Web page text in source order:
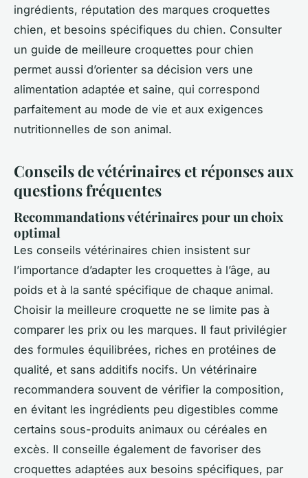
ingrédients, réputation des marques croquettes
chien, et besoins spécifiques du chien. Consulter
un guide de meilleure croquettes pour chien
permet aussi d’orienter sa décision vers une
alimentation adaptée et saine, qui correspond
parfaitement au mode de vie et aux exigences
nutritionnelles de son animal.
Conseils de vétérinaires et réponses aux
questions fréquentes
Recommandations vétérinaires pour un choix
optimal
Les conseils vétérinaires chien insistent sur
l’importance d’adapter les croquettes à l’âge, au
poids et à la santé spécifique de chaque animal.
Choisir la meilleure croquette ne se limite pas à
comparer les prix ou les marques. Il faut privilégier
des formules équilibrées, riches en protéines de
qualité, et sans additifs nocifs. Un vétérinaire
recommandera souvent de vérifier la composition,
en évitant les ingrédients peu digestibles comme
certains sous-produits animaux ou céréales en
excès. Il conseille également de favoriser des
croquettes adaptées aux besoins spécifiques, par